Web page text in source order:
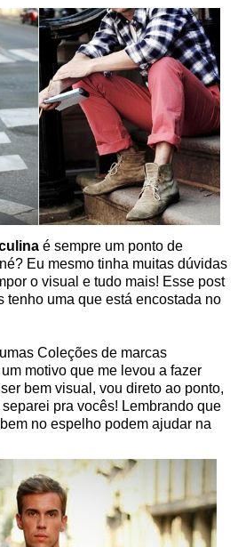
é sempre um ponto de
Eu mesmo tinha muitas dúvidas
o visual e tudo mais! Esse post
tenho uma que está encostada no
Coleções de marcas
motivo que me levou a fazer
bem visual, vou direto ao ponto,
pra vocês! Lembrando que
no espelho podem ajudar na